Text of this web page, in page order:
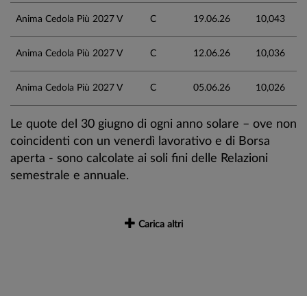
Anima Cedola Più 2027 V C 19.06.26 10,043
Anima Cedola Più 2027 V C 12.06.26 10,036
Anima Cedola Più 2027 V C 05.06.26 10,026
Le quote del 30 giugno di ogni anno solare – ove non
coincidenti con un venerdì lavorativo e di Borsa
aperta - sono calcolate ai soli fini delle Relazioni
semestrale e annuale.
Carica altri